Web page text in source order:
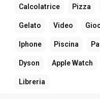
Calcolatrice Pizza
Gelato Video
Iphone Piscina
Dyson Apple Watch
Libreria